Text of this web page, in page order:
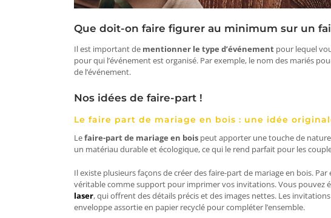
Que doit-on faire figurer au minimum sur un
Il est important de mentionner le type d’événement pour lequel
pour qui l’événement est organisé. Par exemple, le nom des mariés
de l’événement.
Nos idées de faire-part !
Le faire part de mariage en bois : une idée
Lefaire-part de mariage en bois peut apporter une touche de
un matériau durable et écologique, ce qui le rend parfait pour les
Il existe plusieurs façons de créer des faire-part de mariage en bois.
véritable comme support pour imprimer vos invitations. Vous pouvez
laser, qui offrent des détails précis et des images nettes. Les
enveloppe assortie en papier recyclé pour compléter l’ensemble.